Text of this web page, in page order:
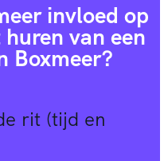
invloed op
van een
Boxmeer?
rit (tijd en